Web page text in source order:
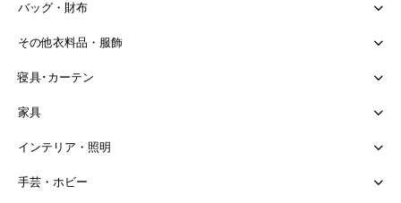
バッグ・財布
その他衣料品・服飾
寝具･カーテン
家具
インテリア・照明
手芸・ホビー